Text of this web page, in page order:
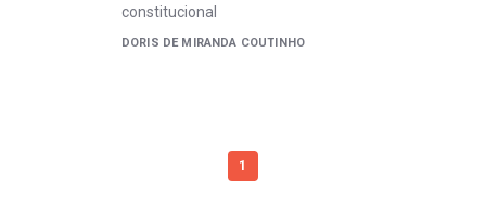
constitucional
DORIS DE MIRANDA COUTINHO
1